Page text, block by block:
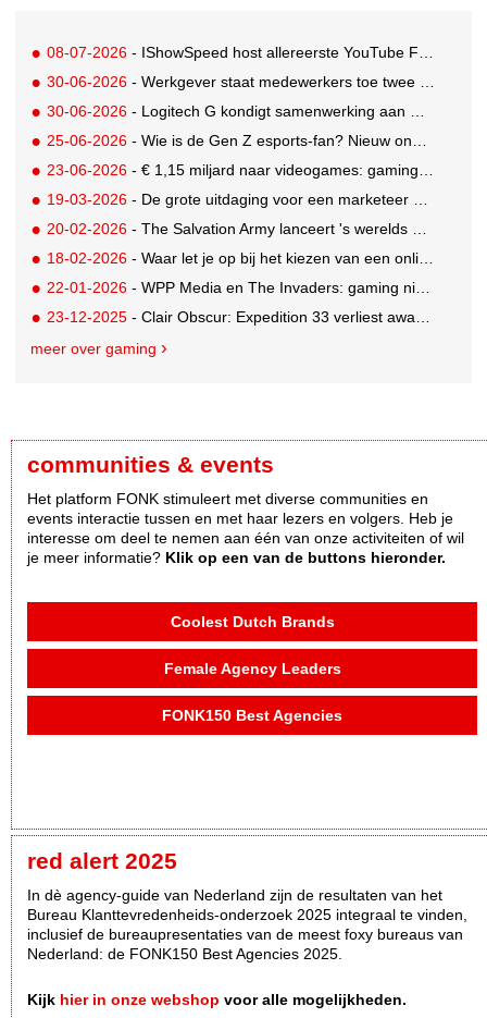
08-07-2026 - IShowSpeed host allereerste YouTube FIFA Creator Cup
30-06-2026 - Werkgever staat medewerkers toe twee dagen betaald te gamen
30-06-2026 - Logitech G kondigt samenwerking aan met Call of Duty: Modern Warfare 4
25-06-2026 - Wie is de Gen Z esports-fan? Nieuw onderzoek brengt doelgroep in beeld
23-06-2026 - € 1,15 miljard naar videogames: gaming blijft entertainmentreus
19-03-2026 - De grote uitdaging voor een marketeer als adverteren niet mogelijk is
20-02-2026 - The Salvation Army lanceert 's werelds eerste digitale kringloopwinkel op Roblox
18-02-2026 - Waar let je op bij het kiezen van een online casino in België?
22-01-2026 - WPP Media en The Invaders: gaming niet langer een mannenwereld
23-12-2025 - Clair Obscur: Expedition 33 verliest awards na AI-gebruik
meer over gaming
communities & events
Het platform FONK stimuleert met diverse communities en
events interactie tussen en met haar lezers en volgers. Heb je
interesse om deel te nemen aan één van onze activiteiten of wil
je meer informatie? Klik op een van de buttons hieronder.
Coolest Dutch Brands
Female Agency Leaders
FONK150 Best Agencies
red alert 2025
In dè agency-guide van Nederland zijn de resultaten van het
Bureau Klanttevredenheids-onderzoek 2025 integraal te vinden,
inclusief de bureaupresentaties van de meest foxy bureaus van
Nederland: de FONK150 Best Agencies 2025.
Kijk hier in onze webshop voor alle mogelijkheden.